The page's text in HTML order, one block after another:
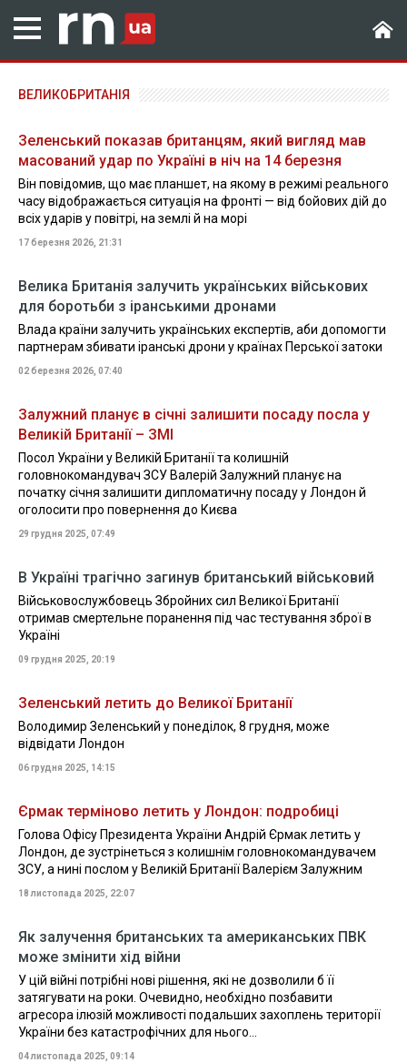
ВЕЛИКОБРИТАНІЯ
Зеленський показав британцям, який вигляд мав
масований удар по Україні в ніч на 14 березня
Він повідомив, що має планшет, на якому в режимі реального
часу відображається ситуація на фронті — від бойових дій до
всіх ударів у повітрі, на землі й на морі
17 березня 2026, 21:31
Велика Британія залучить українських військових
для боротьби з іранськими дронами
Влада країни залучить українських експертів, аби допомогти
партнерам збивати іранські дрони у країнах Перської затоки
02 березня 2026, 07:40
Залужний планує в січні залишити посаду посла у
Великій Британії – ЗМІ
Посол України у Великій Британії та колишній
головнокомандувач ЗСУ Валерій Залужний планує на
початку січня залишити дипломатичну посаду у Лондон й
оголосити про повернення до Києва
29 грудня 2025, 07:49
В Україні трагічно загинув британський військовий
Військовослужбовець Збройних сил Великої Британії
отримав смертельне поранення під час тестування зброї в
Україні
09 грудня 2025, 20:19
Зеленський летить до Великої Британії
Володимир Зеленський у понеділок, 8 грудня, може
відвідати Лондон
06 грудня 2025, 14:15
Єрмак терміново летить у Лондон: подробиці
Голова Офісу Президента України Андрій Єрмак летить у
Лондон, де зустрінеться з колишнім головнокомандувачем
ЗСУ, а нині послом у Великій Британії Валерієм Залужним
18 листопада 2025, 22:07
Як залучення британських та американських ПВК
може змінити хід війни
У цій війні потрібні нові рішення, які не дозволили б її
затягувати на роки. Очевидно, необхідно позбавити
агресора ілюзій можливості подальших захоплень території
України без катастрофічних для нього...
04 листопада 2025, 09:14